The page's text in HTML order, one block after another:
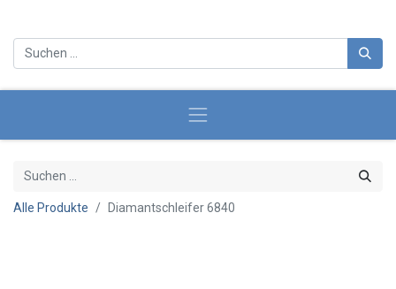
Alle Produkte Diamantschleifer 6840